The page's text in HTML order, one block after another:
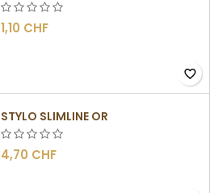
1,10 CHF
favorite_border
STYLO SLIMLINE OR
4,70 CHF